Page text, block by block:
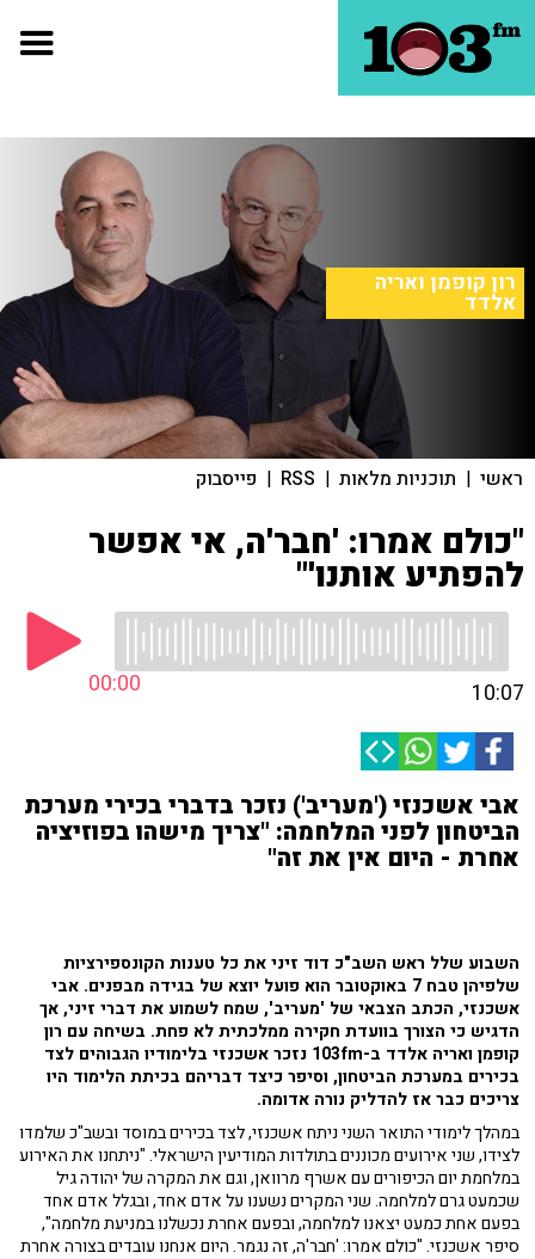
רון קופמן ואריה
אלדד
ראשי | תוכניות מלאות |
RSS
| פייסבוק
"כולם אמרו: 'חבר'ה, אי אפשר
להפתיע אותנו'"
00:00 10:07
אבי אשכנזי ('מעריב') נזכר בדברי בכירי מערכת
הביטחון לפני המלחמה: "צריך מישהו בפוזיציה
אחרת - היום אין את זה"
השבוע שלל ראש השב"כ דוד זיני את כל טענות הקונספירציות
שלפיהן טבח 7 באוקטובר הוא פועל יוצא של בגידה מבפנים. אבי
אשכנזי, הכתב הצבאי של 'מעריב', שמח לשמוע את דברי זיני, אך
הדגיש כי הצורך בוועדת חקירה ממלכתית לא פחת. בשיחה עם רון
קופמן ואריה אלדד ב-103fm נזכר אשכנזי בלימודיו הגבוהים לצד
בכירים במערכת הביטחון, וסיפר כיצד דבריהם בכיתת הלימוד היו
צריכים כבר אז להדליק נורה אדומה.
במהלך לימודי התואר השני ניתח אשכנזי, לצד בכירים במוסד ובשב"כ שלמדו
לצידו, שני אירועים מכוננים בתולדות המודיעין הישראלי. "ניתחנו את האירוע
במלחמת יום הכיפורים עם אשרף מרוואן, וגם את המקרה של יהודה גיל
שכמעט גרם למלחמה. שני המקרים נשענו על אדם אחד, ובגלל אדם אחד
בפעם אחת כמעט יצאנו למלחמה, ובפעם אחרת נכשלנו במניעת מלחמה",
סיפר אשכנזי. "כולם אמרו: 'חבר'ה, זה נגמר. היום אנחנו עובדים בצורה אחרת